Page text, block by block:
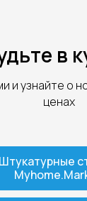
в
и узнайте о
ценах
Штукатурные